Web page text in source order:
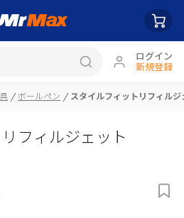
ログイン
新規登録
ボールペン スタイルフィットリフィル
フィルジェット